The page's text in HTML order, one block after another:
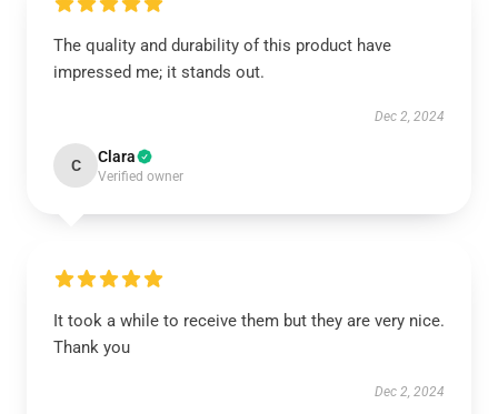
The quality and durability of this product have
impressed me; it stands out.
Dec 2, 2024
C Clara
Verified owner
It took a while to receive them but they are very nice.
Thank you
Dec 2, 2024